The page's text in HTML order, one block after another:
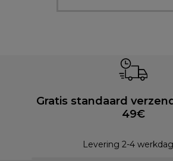
Gratis standaard
49€
Levering 2-4